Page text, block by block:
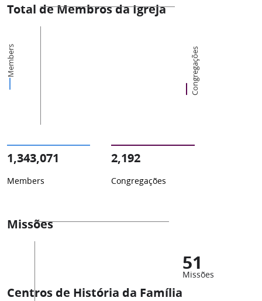
Total de Membros da Igreja
Members Congregações
1,343,071
Members
2,192
Congregações
Missões
51
Missões
Centros de História da Família